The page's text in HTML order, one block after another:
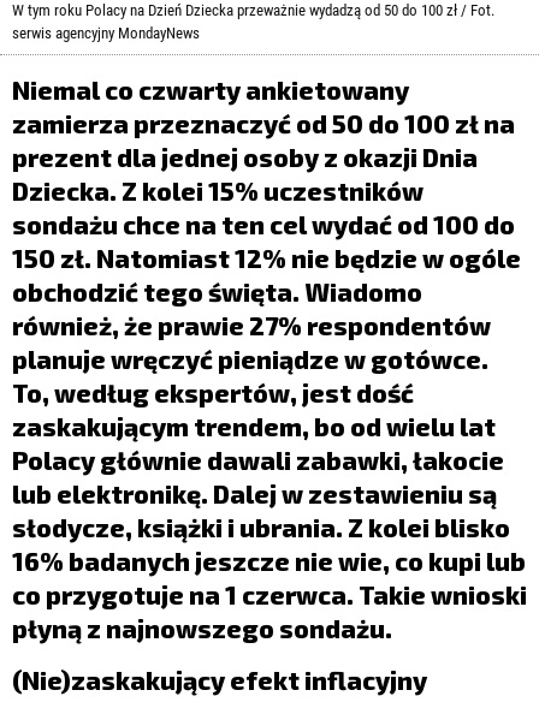
KULTURA
LIFESTYLE
OPINIE I KOMENTARZE
W tym roku Polacy na Dzień Dziecka przeważnie wydadzą od 50 do 100 zł / Fot.
serwis agencyjny MondayNews
Niemal co czwarty ankietowany
zamierza przeznaczyć od 50 do 100 zł na
prezent dla jednej osoby z okazji Dnia
Dziecka. Z kolei 15% uczestników
sondażu chce na ten cel wydać od 100 do
150 zł. Natomiast 12% nie będzie w ogóle
obchodzić tego święta. Wiadomo
również, że prawie 27% respondentów
planuje wręczyć pieniądze w gotówce.
To, według ekspertów, jest dość
zaskakującym trendem, bo od wielu lat
Polacy głównie dawali zabawki, łakocie
lub elektronikę. Dalej w zestawieniu są
słodycze, książki i ubrania. Z kolei blisko
16% badanych jeszcze nie wie, co kupi lub
co przygotuje na 1 czerwca. Takie wnioski
płyną z najnowszego sondażu.
(Nie)zaskakujący efekt inflacyjny